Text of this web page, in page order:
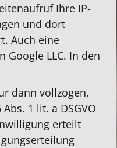
Ihre IP-
und dort
Auch eine
Google LLC. In den
dann vollzogen,
1 lit. a DSGVO
erteilt